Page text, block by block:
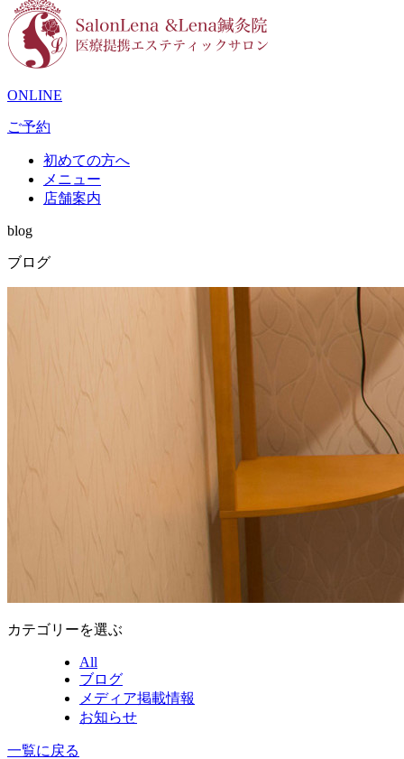
ONLINE
ご予約
初めての方へ
メニュー
店舗案内
blog
ブログ
カテゴリーを選ぶ
All
ブログ
メディア掲載情報
お知らせ
一覧に戻る